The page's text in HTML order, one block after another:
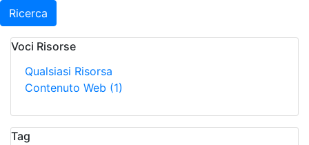
Ricerca
Voci Risorse
Qualsiasi Risorsa
Contenuto Web (1)
Tag